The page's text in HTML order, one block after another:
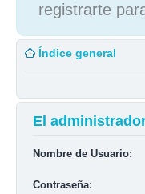
registrarte
Índice general
El
Nombre de Usuario:
Contraseña: